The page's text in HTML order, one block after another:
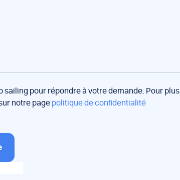
pour répondre à votre demande. Pour plus
notre page politique de confidentialité